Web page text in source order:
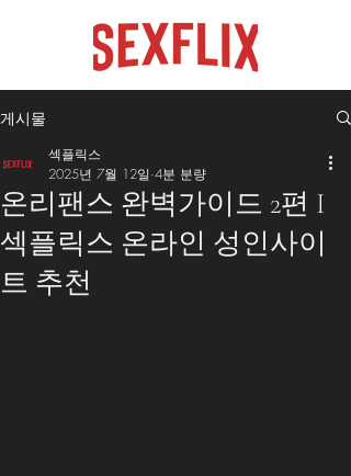
게시물
온리팬스 완벽가이드 2편 I
섹플릭스 온라인 성인사이
트 추천
섹플릭스
2025년 7월 12일 4분 분량